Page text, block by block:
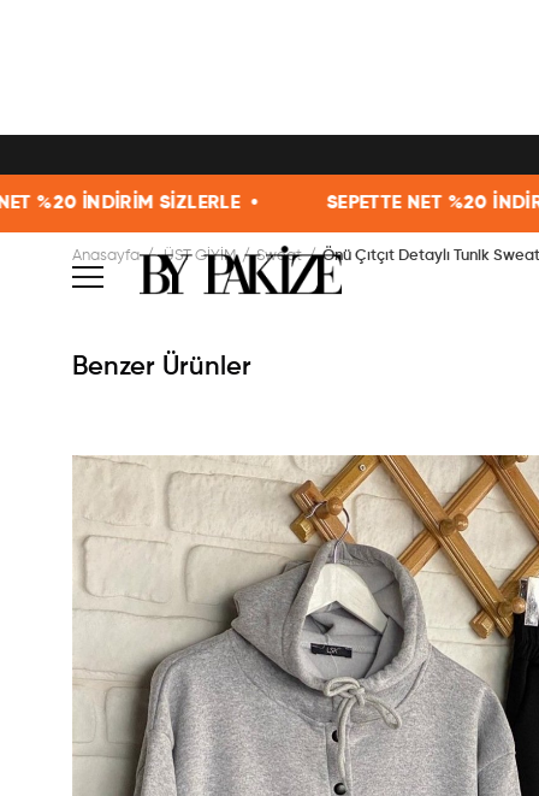
• SEPETTE NET %20 İNDİRİM SİZLERLE •
Anasayfa ÜST GİYİM Sweat Önü Çıtçıt Detaylı Tunik
Benzer Ürünler